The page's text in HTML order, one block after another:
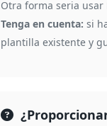
Otra forma seria usar
Tenga en cuenta: si
plantilla existente y